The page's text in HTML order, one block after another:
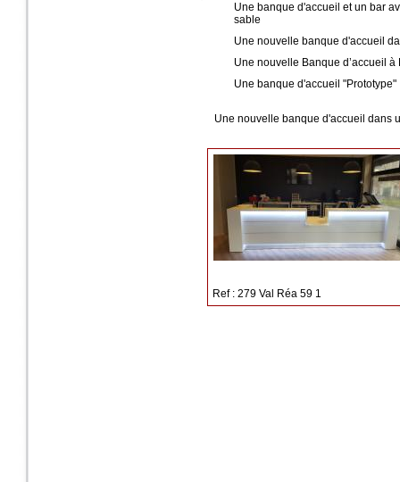
Une banque d'accueil et un bar
sable
Une nouvelle banque d'accueil
Une nouvelle Banque d’accueil à
Une banque d'accueil "Prototype"
Une nouvelle banque d'accueil dans
Ref : 279 Val Réa 59 1